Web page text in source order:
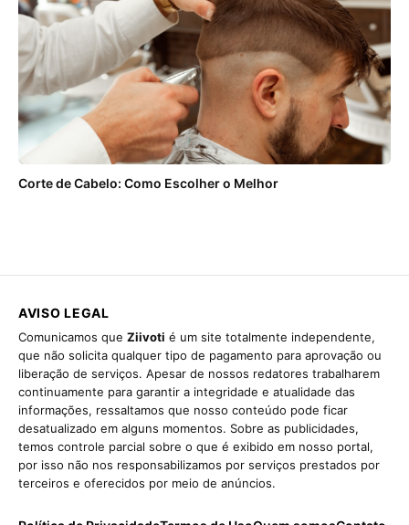
Corte de Cabelo: Como Escolher o Melhor
AVISO LEGAL
Comunicamos que Ziivoti é um site totalmente independente,
que não solicita qualquer tipo de pagamento para aprovação ou
liberação de serviços. Apesar de nossos redatores trabalharem
continuamente para garantir a integridade e atualidade das
informações, ressaltamos que nosso conteúdo pode ficar
desatualizado em alguns momentos. Sobre as publicidades,
temos controle parcial sobre o que é exibido em nosso portal,
por isso não nos responsabilizamos por serviços prestados por
terceiros e oferecidos por meio de anúncios.